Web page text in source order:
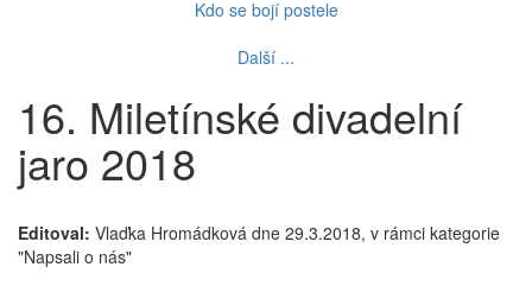
Kdo se bojí postele
Další ...
16. Miletínské divadelní
jaro 2018
Editoval: Vlaďka Hromádková dne 29.3.2018, v rámci kategorie
"Napsali o nás"